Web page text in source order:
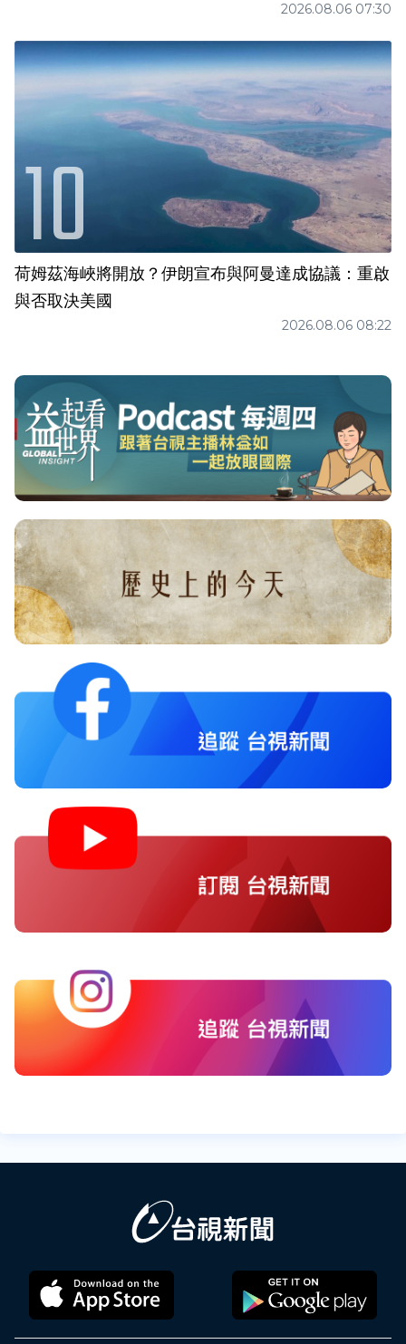
2026.08.06 07:30
荷姆茲海峽將開放？伊朗宣布與阿曼達成協議：重啟
與否取決美國
2026.08.06 08:22